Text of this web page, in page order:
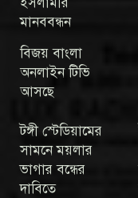
মানববন্ধন
বিজয় বাংলা
অনলাইন টিভি
আসছে
টঙ্গী স্টেডিয়ামের
সামনে ময়লার
ভাগার বন্ধের
দাবিতে